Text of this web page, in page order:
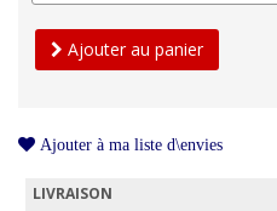
Ajouter au panier
Ajouter à ma liste d\envies
LIVRAISON